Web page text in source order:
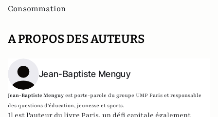
Consommation
A PROPOS DES AUTEURS
Jean-Baptiste Menguy
Jean-Baptiste Menguy est porte-parole du groupe UMP Paris et responsable
des questions d'éducation, jeunesse et sports.